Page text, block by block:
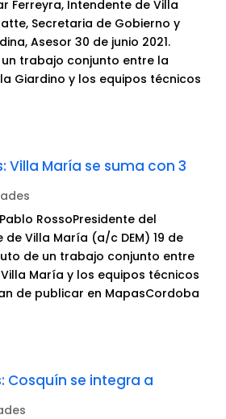
Ferreyra, Intendente de Villa
Secretaria de Gobierno y
Asesor 30 de junio 2021.
trabajo conjunto entre la
Giardino y los equipos técnicos
Villa María se suma con 3
RossoPresidente del
Villa María (a/c DEM) 19 de
de un trabajo conjunto entre
María y los equipos técnicos
de publicar en MapasCordoba
Cosquín se integra a